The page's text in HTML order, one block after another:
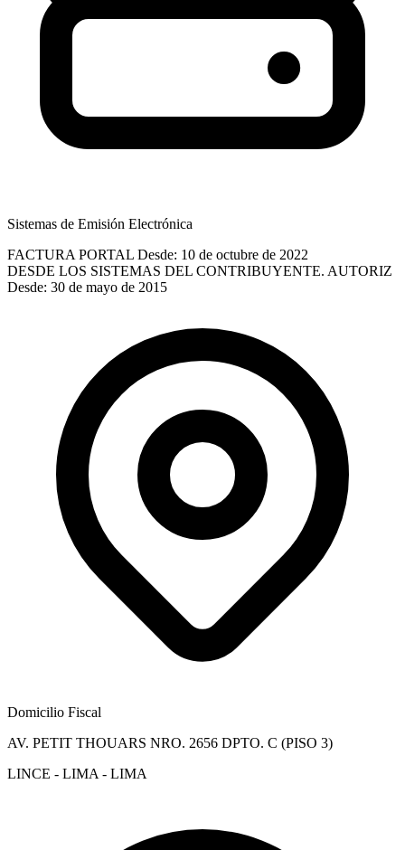
Sistemas de Emisión Electrónica
FACTURA PORTAL Desde: 10 de octubre de 2022
DESDE LOS SISTEMAS DEL CONTRIBUYENTE. AUTORIZ
Desde: 30 de mayo de 2015
Domicilio Fiscal
AV. PETIT THOUARS NRO. 2656 DPTO. C (PISO 3)
LINCE - LIMA - LIMA